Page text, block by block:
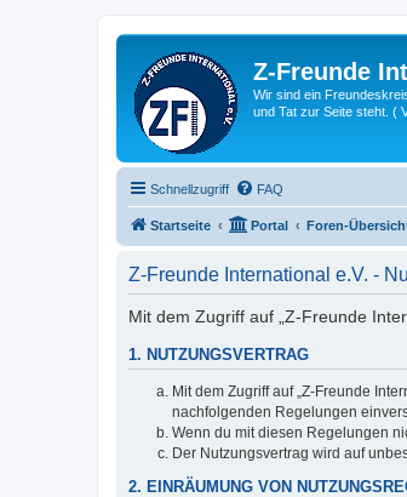
Z-Freunde
Wir sind ein
und Tat zur Seite steht. (
Schnellzugriff FAQ
Startseite Portal Foren-
Z-Freunde International e.V. -
Mit dem Zugriff auf „Z-Freunde
1. NUTZUNGSVERTRAG
Mit dem Zugriff auf „Z-Freunde
nachfolgenden Regelungen
Wenn du mit diesen Regelungen
Der Nutzungsvertrag wird auf
2. EINRÄUMUNG VON